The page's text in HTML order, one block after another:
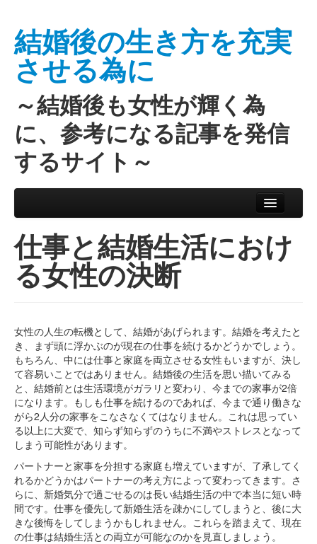
結婚後の生き方を充実
させる為に
～結婚後も女性が輝く為
に、参考になる記事を発信
するサイト～
Main menu
仕事と結婚生活におけ
る女性の決断
女性の人生の転機として、結婚があげられます。結婚を考えたと
き、まず頭に浮かぶのが現在の仕事を続けるかどうかでしょう。
もちろん、中には仕事と家庭を両立させる女性もいますが、決し
て容易いことではありません。結婚後の生活を思い描いてみる
と、結婚前とは生活環境がガラリと変わり、今までの家事が2倍
になります。もしも仕事を続けるのであれば、今まで通り働きな
がら2人分の家事をこなさなくてはなりません。これは思ってい
る以上に大変で、知らず知らずのうちに不満やストレスとなって
しまう可能性があります。
パートナーと家事を分担する家庭も増えていますが、了承してく
れるかどうかはパートナーの考え方によって変わってきます。さ
らに、新婚気分で過ごせるのは長い結婚生活の中で本当に短い時
間です。仕事を優先して新婚生活を疎かにしてしまうと、後に大
きな後悔をしてしまうかもしれません。これらを踏まえて、現在
の仕事は結婚生活との両立が可能なのかを見直しましょう。